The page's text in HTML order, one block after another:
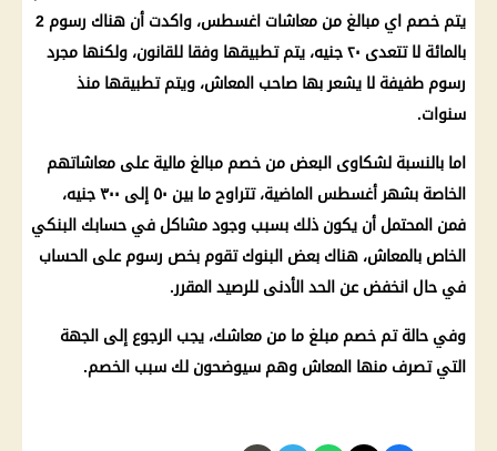
يتم خصم اي مبالغ من معاشات اغسطس، واكدت أن هناك رسوم 2
بالمائة لا تتعدى ٢٠ جنيه، يتم تطبيقها وفقا للقانون، ولكنها مجرد
رسوم طفيفة لا يشعر بها صاحب المعاش، ويتم تطبيقها منذ
سنوات.
اما بالنسبة لشكاوى البعض من خصم مبالغ مالية على معاشاتهم
الخاصة بشهر أغسطس الماضية، تتراوح ما بين ٥٠ إلى ٣٠٠ جنيه،
فمن المحتمل أن يكون ذلك بسبب وجود مشاكل في حسابك البنكي
الخاص بالمعاش، هناك بعض البنوك تقوم بخص رسوم على الحساب
في حال انخفض عن الحد الأدنى للرصيد المقرر.
وفي حالة تم خصم مبلغ ما من معاشك، يجب الرجوع إلى الجهة
التي تصرف منها المعاش وهم سيوضحون لك سبب الخصم.